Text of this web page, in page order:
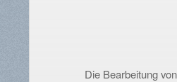
Die Bearbeitung